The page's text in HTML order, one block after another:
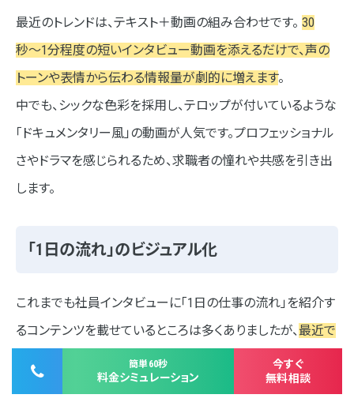
簡単60秒
料金シミュレーション
今すぐ
無料相談
最近のトレンドは、テキスト＋動画の組み合わせです。 30
秒〜1分程度の短いインタビュー動画を添えるだけで、声の
トーンや表情から伝わる情報量が劇的に増えます。
中でも、シックな色彩を採用し、テロップが付いているような
「ドキュメンタリー風」の動画が人気です。プロフェッショナル
さやドラマを感じられるため、求職者の憧れや共感を引き出
します。
「1日の流れ」のビジュアル化
これまでも社員インタビューに「1日の仕事の流れ」を紹介す
るコンテンツを載せているところは多くありましたが、最近で
はパッと見ただけでわかりやすいよう、イラストや写真を用い
たタイムライン形式のデザインが多く採用されています。